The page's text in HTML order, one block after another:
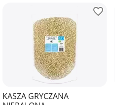
KASZA GRYCZANA